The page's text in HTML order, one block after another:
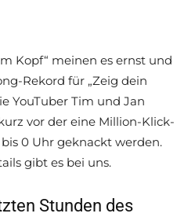
Kopf“ meinen es ernst und
Rekord für „Zeig dein
YouTuber Tim und Jan
vor der eine Million-Klick-
0 Uhr geknackt werden.
gibt es bei uns.
Stunden des